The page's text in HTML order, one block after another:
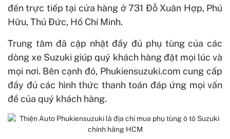
đến trực tiếp tại cửa hàng ở 731 Đỗ Xuân Hợp, Phú
Hữu, Thủ Đức, Hồ Chí Minh.
Trung tâm đã cập nhật đầy đủ phụ tùng của các
dòng xe Suzuki giúp quý khách hàng đặt mọi lúc và
mọi nơi. Bên cạnh đó, Phukiensuzuki.com cung cấp
đầy đủ các hình thức thanh toán đáp ứng mọi vấn
đề của quý khách hàng.